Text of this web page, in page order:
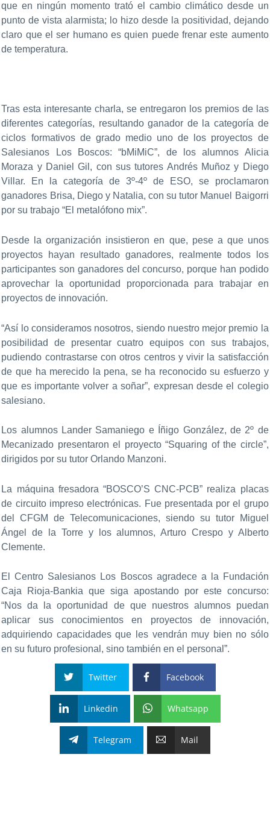
que en ningún momento trató el cambio climático desde un
punto de vista alarmista; lo hizo desde la positividad, dejando
claro que el ser humano es quien puede frenar este aumento
de temperatura.
Tras esta interesante charla, se entregaron los premios de las
diferentes categorías, resultando ganador de la categoría de
ciclos formativos de grado medio uno de los proyectos de
Salesianos Los Boscos: “bMiMiC”, de los alumnos Alicia
Moraza y Daniel Gil, con sus tutores Andrés Muñoz y Diego
Villar. En la categoría de 3º-4º de ESO, se proclamaron
ganadores Brisa, Diego y Natalia, con su tutor Manuel Baigorri
por su trabajo “El metalófono mix”.
Desde la organización insistieron en que, pese a que unos
proyectos hayan resultado ganadores, realmente todos los
participantes son ganadores del concurso, porque han podido
aprovechar la oportunidad proporcionada para trabajar en
proyectos de innovación.
“Así lo consideramos nosotros, siendo nuestro mejor premio la
posibilidad de presentar cuatro equipos con sus trabajos,
pudiendo contrastarse con otros centros y vivir la satisfacción
de que ha merecido la pena, se ha reconocido su esfuerzo y
que es importante volver a soñar”, expresan desde el colegio
salesiano.
Los alumnos Lander Samaniego e Íñigo González, de 2º de
Mecanizado presentaron el proyecto “Squaring of the circle”,
dirigidos por su tutor Orlando Manzoni.
La máquina fresadora “BOSCO’S CNC-PCB” realiza placas
de circuito impreso electrónicas. Fue presentada por el grupo
del CFGM de Telecomunicaciones, siendo su tutor Miguel
Ángel de la Torre y los alumnos, Arturo Crespo y Alberto
Clemente.
El Centro Salesianos Los Boscos agradece a la Fundación
Caja Rioja-Bankia que siga apostando por este concurso:
“Nos da la oportunidad de que nuestros alumnos puedan
aplicar sus conocimientos en proyectos de innovación,
adquiriendo capacidades que les vendrán muy bien no sólo
en su futuro profesional, sino también en el personal”.
Twitter Facebook
Linkedin Whatsapp
Telegram Mail